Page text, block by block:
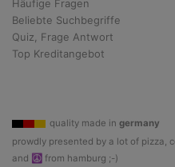
Häufige Fragen
Beliebte Suchbegriffe
Quiz, Frage Antwort
Top Kreditangebot
quality made in germany
prowdly presented by a lot of pizza,
and ☮ from hamburg ;-)